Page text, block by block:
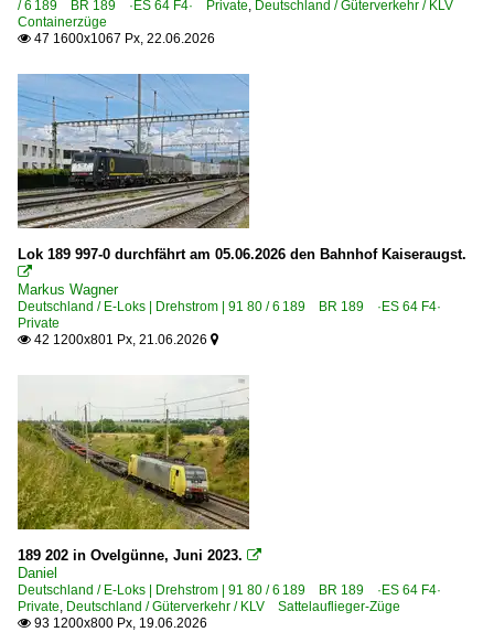
Hannover Linden/Fischerhof
Heidelberg Hbf ·RH·
Herbolzheim (Breisgau)
Herzogenrath
Hilden
Himmelstadt
Hochneukirch
Jena (alle Bahnhöfe)
Jüchen
Kaiserslautern Hbf ·SKL·
Kaldenkirchen
Kehl (Rhein)
Kiefersfelden
Kleinenbroich
Köln (sonstige)
Köln Messe Deutz
/ 6 189 BR 189 ·ES 64 F4· Private, Deutschland / Güterverkehr / KLV
Containerzüge
 47 1600x1067 Px, 22.06.2026
Lok 189 997-0 durchfährt am 05.06.2026 den Bahnhof Kaiseraugst.

Markus Wagner
Deutschland / E-Loks | Drehstrom | 91 80 / 6 189 BR 189 ·ES 64 F4·
Private
 42 1200x801 Px, 21.06.2026 
189 202 in Ovelgünne, Juni 2023. 
Daniel
Deutschland / E-Loks | Drehstrom | 91 80 / 6 189 BR 189 ·ES 64 F4·
Private, Deutschland / Güterverkehr / KLV Sattelauflieger-Züge
 93 1200x800 Px, 19.06.2026